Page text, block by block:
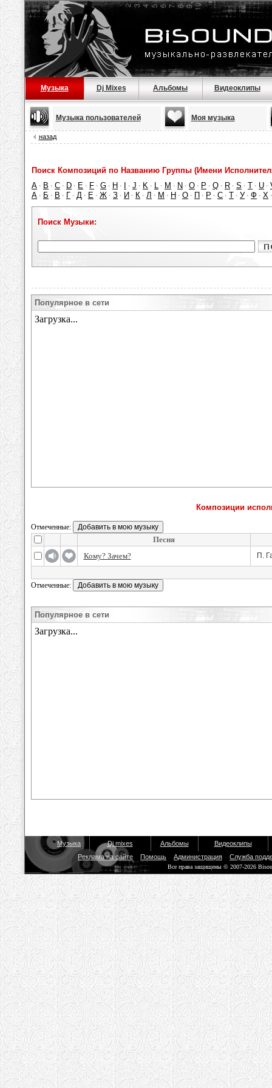
Музыка Dj Mixes Альбомы Видеоклипы
Музыка пользователей Моя музыка
назад
Поиск Композиций по Названию Группы (Имени
A · B · C · D · E · F · G · H · · J · K · L · M · N · O · P · Q · R · S · T · U ·
А · Б · В · Г · Д · Е · Ж · З · И · К · Л · М · Н · О · П · Р · С · Т · У · Ф · Х
Поиск Музыки:
Популярное в сети
Композиции
Отмеченные:
Песня
Кому? Зачем?
П.
Отмеченные:
Популярное в сети
Музыка Dj mixes Альбомы
Видеоклипы
Реклама на сайте
Помощь Администрация Служба
Все права защищены © 2007-2026